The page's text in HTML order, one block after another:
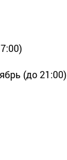
(до 21:00)